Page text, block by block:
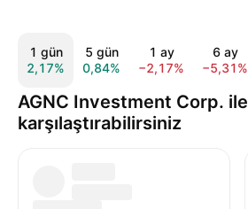
1 gün
2,17%
5 gün
0,84%
1 ay
−2,17%
6 ay
−5,31%
AGNC Investment Corp. ile
karşılaştırabilirsiniz